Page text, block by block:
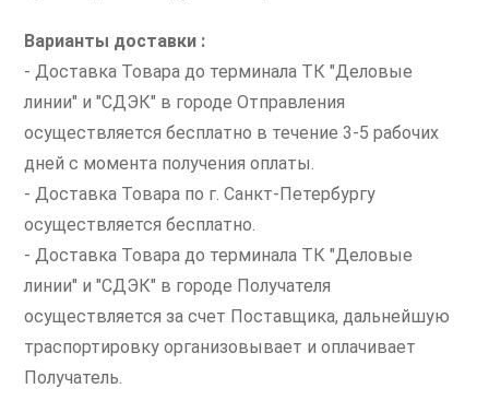
Варианты доставки :
- Доставка Товара до терминала ТК "Деловые
линии" и "СДЭК" в городе Отправления
осуществляется бесплатно в течение 3-5 рабочих
дней с момента получения оплаты.
- Доставка Товара по г. Санкт-Петербургу
осуществляется бесплатно.
- Доставка Товара до терминала ТК "Деловые
линии" и "СДЭК" в городе Получателя
осуществляется за счет Поставщика, дальнейшую
траспортировку организовывает и оплачивает
Получатель.